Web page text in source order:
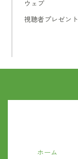
ウェブ
視聴者プレゼント
ホーム